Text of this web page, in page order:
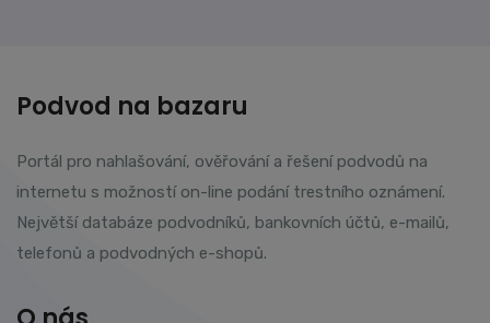
Podvod na bazaru
Portál pro nahlašování, ověřování a řešení podvodů na
internetu s možností on-line podání trestního oznámení.
Největší databáze podvodníků, bankovních účtů, e-mailů,
telefonů a podvodných e-shopů.